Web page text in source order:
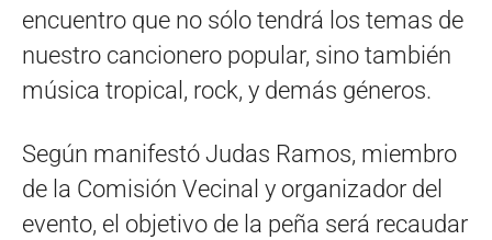
encuentro que no sólo tendrá los temas de
nuestro cancionero popular, sino también
música tropical, rock, y demás géneros.
Según manifestó Judas Ramos, miembro
de la Comisión Vecinal y organizador del
evento, el objetivo de la peña será recaudar